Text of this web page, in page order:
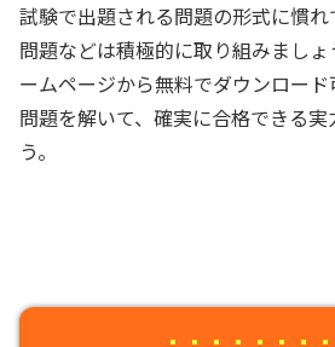
試験で出題される問題の形式に慣
問題などは積極的に取り組みまし
ームページから無料でダウンロー
問題を解いて、確実に合格できる
う。